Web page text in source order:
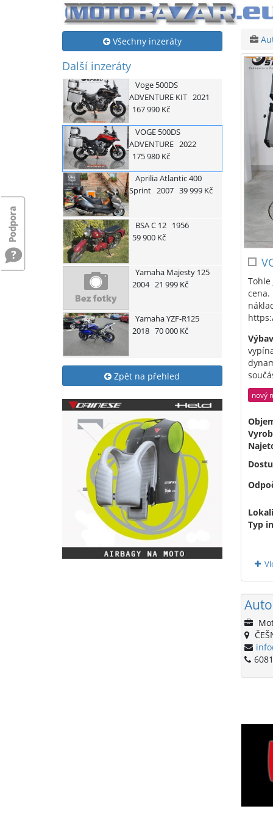
Všechny inzeráty
Další inzeráty
Voge500DS
ADVENTURE KIT 2021
167 990 Kč
VOGE500DS
ADVENTURE 2022
175 980 Kč
ApriliaAtlantic 400
Sprint 2007 39 999 Kč
BSAC 12 1956
59 900 Kč
YamahaMajesty 125
2004 21 999 Kč
YamahaYZF-R125
2018 70 000 Kč
Zpět na přehled
cena.
nový
Typ